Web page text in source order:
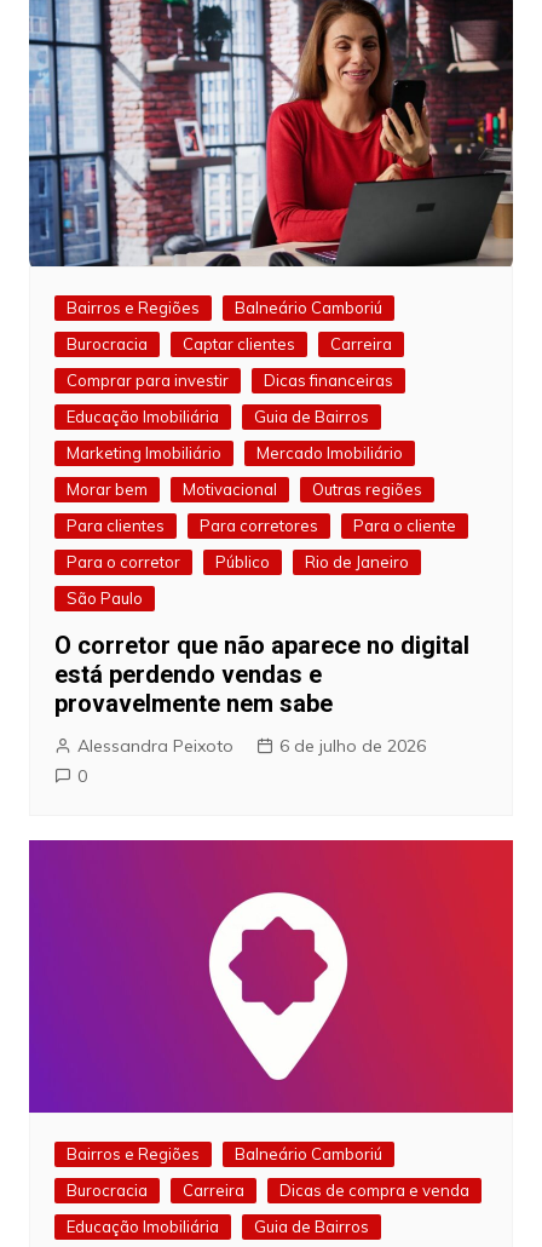
Bairros e Regiões
Balneário Camboriú
Burocracia
Captar clientes
Carreira
Comprar para investir
Dicas financeiras
Educação Imobiliária
Guia de Bairros
Marketing Imobiliário
Mercado Imobiliário
Morar bem
Motivacional
Outras regiões
Para clientes
Para corretores
Para o cliente
Para o corretor
Público
Rio de Janeiro
São Paulo
O corretor que não aparece no digital
está perdendo vendas e
provavelmente nem sabe
Alessandra Peixoto
6 de julho de 2026
0
Bairros e Regiões
Balneário Camboriú
Burocracia
Carreira
Dicas de compra e venda
Educação Imobiliária
Guia de Bairros